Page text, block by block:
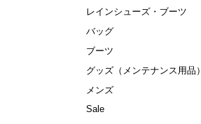
レインシューズ・ブーツ
バッグ
ブーツ
グッズ（メンテナンス用品）
メンズ
Sale